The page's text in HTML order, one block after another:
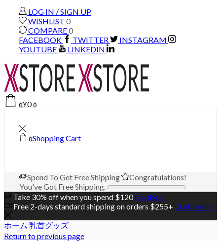
LOG IN / SIGN UP
WISHLIST 0
COMPARE0
FACEBOOK
TWITTER
INSTAGRAM
YOUTUBE
LINKEDIN
0¥0 0
0Shopping Cart
Spend To Get Free Shipping
Congratulations!
You've Got Free Shipping.
Take 30% off when you spend $120Go shop
Free 2-days standard shipping on orders $255+ Custom link
ホーム 乳首グッズ
Return to previous page